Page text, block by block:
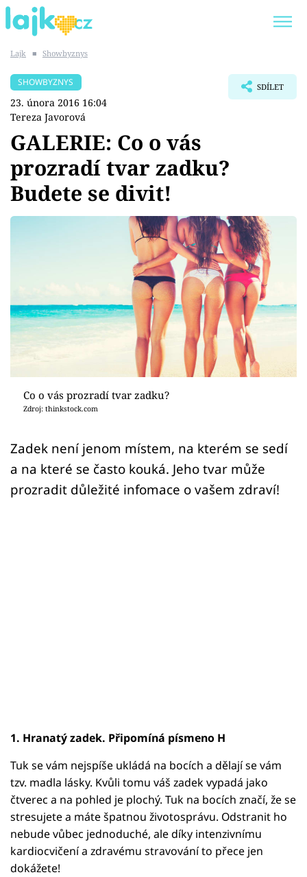
SHOPAHOLICADEL
Témata
Showbyznys
Sex a vztahy
Videa
Sledujte prima+
Přihlášení
Sledujte nás
Lajk ■ Showbyznys
SHOWBYZNYS
23. února 2016 16:04
Tereza Javorová
SDÍLET
GALERIE: Co o vás
prozradí tvar zadku?
Budete se divit!
Co o vás prozradí tvar zadku?
Zdroj: thinkstock.com
Zadek není jenom místem, na kterém se sedí
a na které se často kouká. Jeho tvar může
prozradit důležité infomace o vašem zdraví!
1. Hranatý zadek. Připomíná písmeno H
Tuk se vám nejspíše ukládá na bocích a dělají se vám
tzv. madla lásky. Kvůli tomu váš zadek vypadá jako
čtverec a na pohled je plochý. Tuk na bocích značí, že se
stresujete a máte špatnou životosprávu. Odstranit ho
nebude vůbec jednoduché, ale díky intenzivnímu
kardiocvičení a zdravému stravování to přece jen
dokážete!